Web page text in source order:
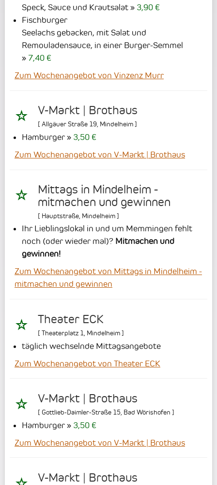
Speck, Sauce und Krautsalat
3,90 €
Fischburger
Seelachs gebacken, mit Salat und
Remouladensauce, in einer Burger-Semmel
7,40 €
Zum Wochenangebot von Vinzenz Murr
V-Markt | Brothaus
[ Allgäuer Straße 19, Mindelheim]
Hamburger
3,50 €
Zum Wochenangebot von V-Markt | Brothaus
Mittags in Mindelheim -
mitmachen und gewinnen
[ Hauptstraße, Mindelheim]
Ihr Lieblingslokal in und um Memmingen fehlt
noch (oder wieder mal)? Mitmachen und
gewinnen!
Zum Wochenangebot von Mittags in Mindelheim -
mitmachen und gewinnen
Theater ECK
[ Theaterplatz 1 Mindelheim]
täglich wechselnde Mittagsangebote
Zum Wochenangebot von Theater ECK
V-Markt | Brothaus
[ Gottlieb-Daimler-Straße 15 Bad Wörishofen ]
Hamburger
3,50 €
Zum Wochenangebot von V-Markt | Brothaus
V-Markt | Brothaus